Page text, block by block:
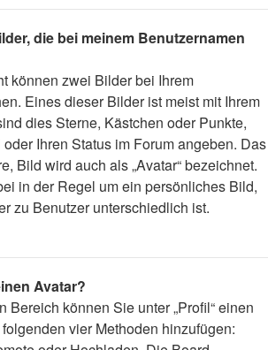
die bei meinem Benutzernamen
können zwei Bilder bei Ihrem
Eines dieser Bilder ist meist mit Ihrem
dies Sterne, Kästchen oder Punkte,
Ihren Status im Forum angeben. Das
Bild wird auch als „Avatar“ bezeichnet.
in der Regel um ein persönliches Bild,
zu Benutzer unterschiedlich ist.
Avatar?
Bereich können Sie unter „Profil“ einen
vier Methoden hinzufügen: